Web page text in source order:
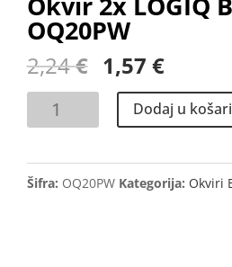
OQ20PW
2,24€ Izvorna
cijena
bila
je:
1,57 €
cijena
je:
1,57 €.
Okvir
Bold
Polar
Dodaj u
Šifra: OQ20PW Kategorija: Okviri